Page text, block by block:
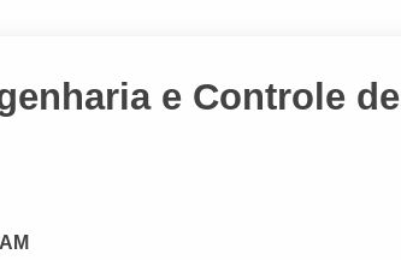
e Controle de